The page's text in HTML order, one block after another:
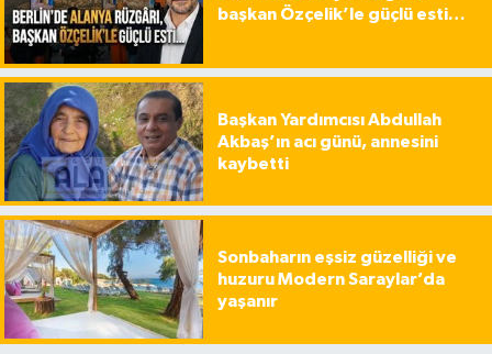
başkan Özçelik’le güçlü esti…
Başkan Yardımcısı Abdullah
Akbaş’ın acı günü, annesini
kaybetti
Sonbaharın eşsiz güzelliği ve
huzuru Modern Saraylar’da
yaşanır